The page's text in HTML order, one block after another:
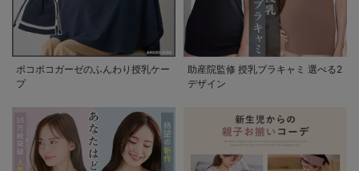
ポコポコガーゼのふんわり授乳ケー
プ
助産院監修 授乳ブラキャミ 選べる2
デザイン